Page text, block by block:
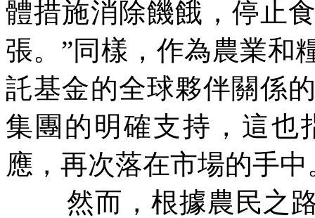
體措施消除饑餓，停止
張。”同樣，作為農業和
託基金的全球夥伴關係
集團的明確支持，這也
應，再次落在市場的手中
然而，根據農民之